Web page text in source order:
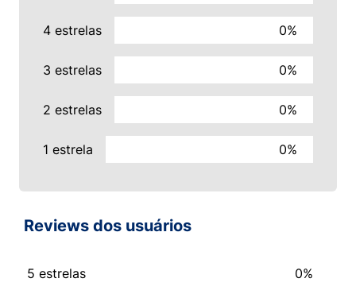
4 estrelas 0%
3 estrelas 0%
2 estrelas 0%
1 estrela 0%
Reviews dos usuários
5 estrelas 0%